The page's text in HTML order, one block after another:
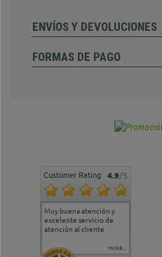
ENVÍOS Y DEVOLUCIONES
FORMAS DE PAGO
Customer Rating 4.9/5
Muy buena atención y
excelente servicio de
atención al cliente
Muy
cara al
MORE...